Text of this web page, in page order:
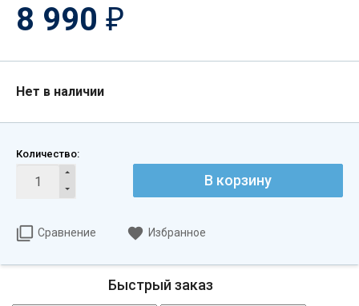
8 990 ₽
Нет в наличии
Количество:
В корзину
Сравнение Избранное
Быстрый заказ